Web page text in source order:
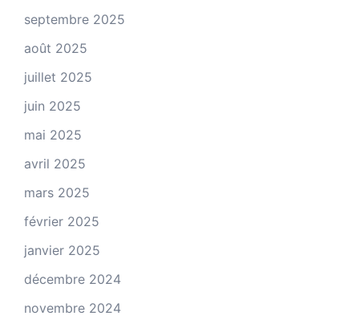
septembre 2025
août 2025
juillet 2025
juin 2025
mai 2025
avril 2025
mars 2025
février 2025
janvier 2025
décembre 2024
novembre 2024